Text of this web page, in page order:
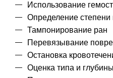
Использование
Определение степени
Тампонирование ран
Перевязывание
Остановка
Оценка типа и